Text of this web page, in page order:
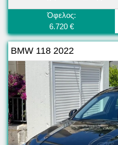
Όφελος:
6.720 €
BMW 118 2022